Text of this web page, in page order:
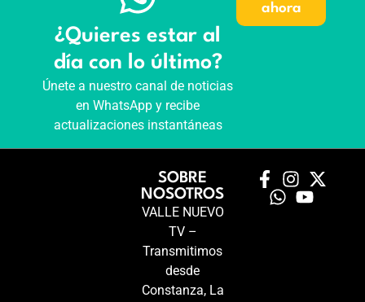
¿Quieres estar al
día con lo último?
Únete a nuestro canal de noticias
en WhatsApp y recibe
actualizaciones instantáneas
ahora
SOBRE
NOSOTROS
VALLE NUEVO
TV –
Transmitimos
desde
Constanza, La